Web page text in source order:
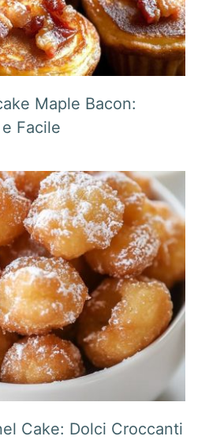
Maple Bacon:
Facile
Cake: Dolci Croccanti